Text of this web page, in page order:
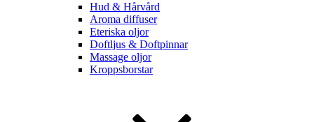
Hud & Hårvård
Aroma diffuser
Eteriska oljor
Doftljus & Doftpinnar
Massage oljor
Kroppsborstar